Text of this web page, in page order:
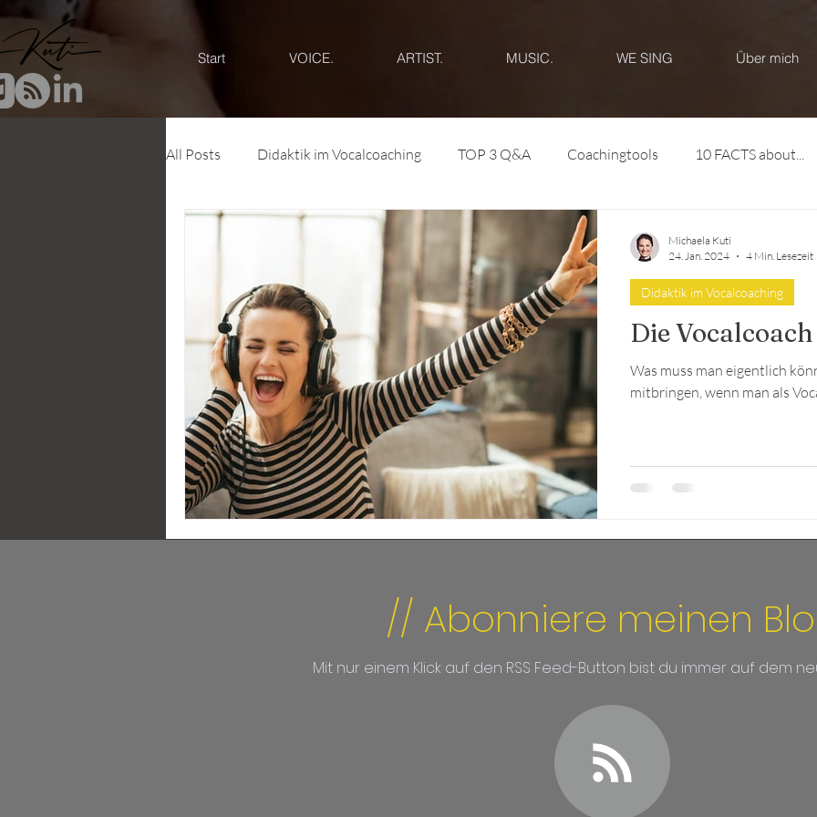
Start VOICE. ARTIST. MUSIC. WE SING Über mich
All Posts Didaktik im Vocalcoaching TOP 3 Q&A Coachingtools 10 FACTS about...
Systemisches Vocal Coaching
Die
Was muss man eigentlich
mitbringen, wenn man als
Didaktik im Vocalcoaching
Michaela Kuti
24. Jan. 2024
4 Min. Lesezeit
// Abonniere meinen
Mit nur einem Klick auf den RSS Feed-Button bist du immer auf dem